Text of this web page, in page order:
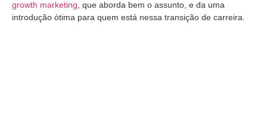
growth marketing , que aborda bem o assunto, e da uma
introdução ótima para quem está nessa transição de carreira.